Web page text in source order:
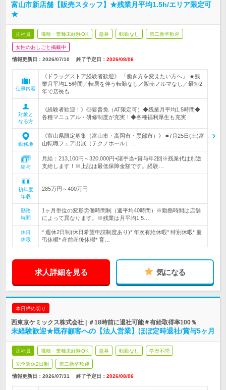
富山市新店舗【販売スタッフ】★残業月平均1.5h/エリア限定可
★
正社員 職種・業種未経験OK 急募 転勤なし 第二新卒歓迎
女性のおしごと掲載中
情報更新日：2026/07/10 終了予定日： 2026/08/06
仕事内容
《ドラッグストア経験者歓迎》 「働き方を変えたい方へ」 ★残
業月平均1.5時間／転居を伴う転勤なし／販売ノルマなし／最短2
年で店長も
対象と
なる方
《経験者歓迎！》◎要普免（AT限定可）◆残業月平均1.5時間◆
各種マニュアル・研修制度が充実！◆各種福利厚生も充実
勤務地
《富山県限定募集（富山市・高岡市・黒部市）》 ■7月25日(土)富
山転職フェア出展（テクノホール）…
給与
月給：213,100円～320,000円+諸手当+賞与年2回※残業代は別途
支給します！※上記は最低保障金額です。経験…
初年度
年収
285万円～400万円
勤務
時間
1ヶ月単位の変形労働時間制（週平均40時間）※勤務時間は店舗
によって異なります。※残業は月平均1.5…
休日
休暇
* 週休2日制(休日希望申請制度あり)* 年次有給休暇* 特別休暇* 慶
弔休暇* 産前産後休暇* 育…
求人詳細を見る 気になる
本日締め切り
西東京ケミックス株式会社 | ＃18時前に退社可能＃有給取得率100％
未経験歓迎★既存顧客への【法人営業】ほぼ定時退社/賞与5ヶ月
正社員 職種・業種未経験OK 急募 転勤なし 学歴不問
完全週休2日制 第二新卒歓迎
情報更新日：2026/07/31 終了予定日： 2026/08/06